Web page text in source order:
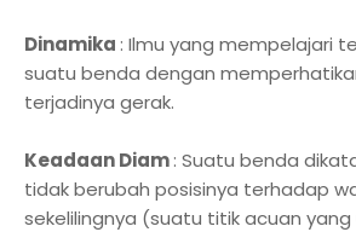
Dinamika : Ilmu yang mempelajari
suatu benda dengan
terjadinya gerak.
Keadaan Diam: Suatu benda
tidak berubah posisinya terhadap
sekelilingnya (suatu titik acuan